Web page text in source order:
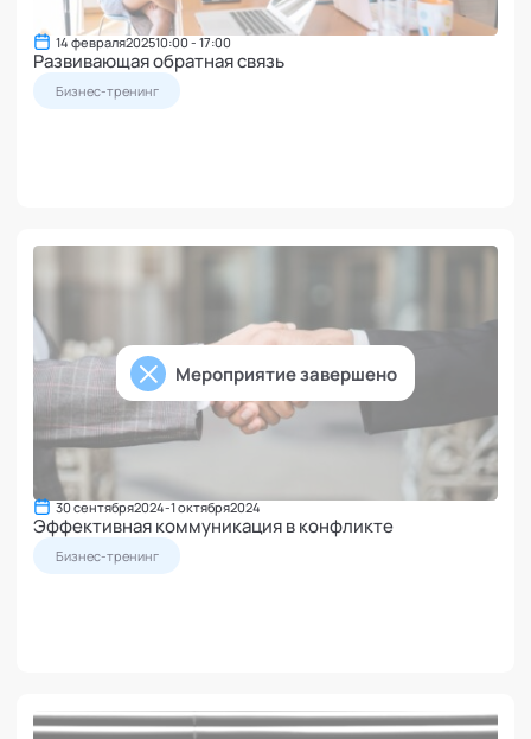
14 февраля202510:00 - 17:00
Развивающая обратная связь
Бизнес-тренинг
Мероприятие завершено
30 сентября2024-1 октября2024
Эффективная коммуникация в конфликте
Бизнес-тренинг